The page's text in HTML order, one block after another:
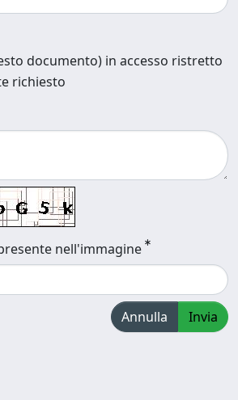
documento) in accesso ristretto
richiesto
nell'immagine
Annulla Invia